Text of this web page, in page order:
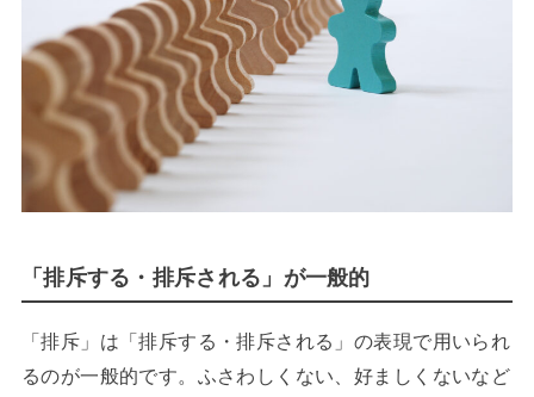
「排斥する・排斥される」が一般的
「排斥」は「排斥する・排斥される」の表現で用いられ
るのが一般的です。ふさわしくない、好ましくないなど